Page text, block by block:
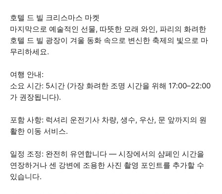
호텔 드 빌 크리스마스 마켓
마지막으로 예술적인 선물, 따뜻한 모래 와인, 파리의 화려한
호텔 드 빌 광장이 겨울 동화 속으로 변신한 축제의 빛으로 마
무리하세요.
여행 안내:
소요 시간: 5시간 (가장 화려한 조명 시간을 위해 17:00–22:00
가 권장됩니다).
포함 사항: 럭셔리 운전기사 차량, 생수, 우산, 문 앞까지의 원
활한 이동 서비스.
일정 조정: 완전히 유연합니다 — 시장에서의 샴페인 시간을
연장하거나 센 강변에 조용한 사진 촬영 포인트를 추가할 수
있습니다.